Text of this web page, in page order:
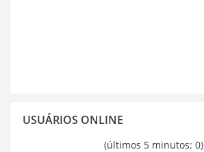
Usuários
USUÁRIOS ONLINE
(últimos 5 minutos: 0)